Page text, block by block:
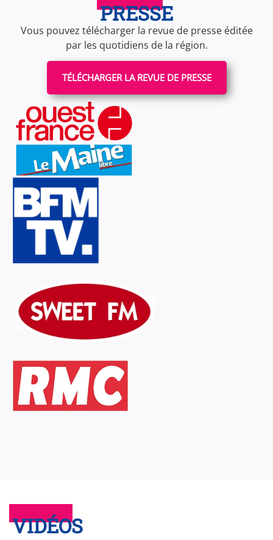
PRESSE
Vous pouvez télécharger la revue de presse éditée
par les quotidiens de la région.
TÉLÉCHARGER LA REVUE DE PRESSE
VIDÉOS